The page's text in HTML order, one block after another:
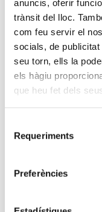
anuncis, oferir
trànsit del lloc.
com feu servir el
socials, de publicitat
seu torn, ells la
els hàgiu
que heu fet dels
Requeriments
Preferències
Intel·ligència
Google
2025: guia
màrketing
Google està
cerca amb la
(SGE). En aquest
sent rellevants.
Llegeix més